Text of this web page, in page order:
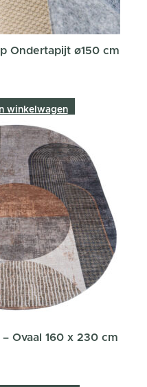
Ondertapijt ø150 cm
In winkelwagen
Ovaal 160 x 230 cm